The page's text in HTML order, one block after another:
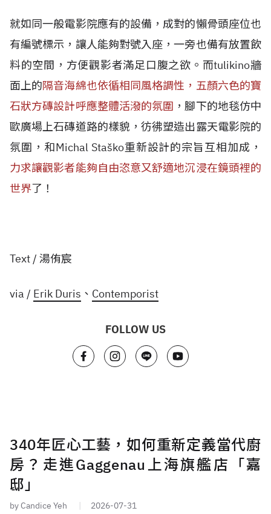
就如同一般電影院應有的設備，成對的懶骨頭座位也
有編號標示，讓人能夠對號入座，一旁也備有放置飲
料的空間，方便觀影者滿足口腹之欲。而tulikino牆
面上的隔音海綿也依循相同風格調性，五顏六色的寶
石狀方磚設計呼應整體活潑的氛圍 ，腳下的地毯仿中
歐廣場上石磚道路的樣貌，彷彿塑造出露天電影院的
氛圍，和Michal Staško重新設計的宗旨互相加成，
力求讓觀影者能夠自由恣意又舒適地沉浸在鏡頭裡的
世界了！
Text / 湯侑宸
via / Erik Duris 、 Contemporist
FOLLOW US
340年匠心工藝，如何重新定義當代廚
房？走進Gaggenau上海旗艦店「嘉
邸」
by Candice Yeh 2026-07-31